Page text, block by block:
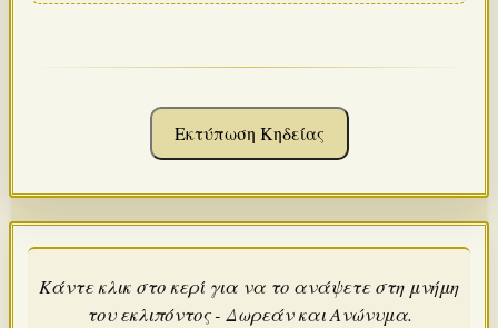
Εκτύπωση Κηδείας
Κάντε κλικ στο κερί για να το ανάψετε στη μνήμη
του εκλιπόντος - Δωρεάν και Ανώνυμα.